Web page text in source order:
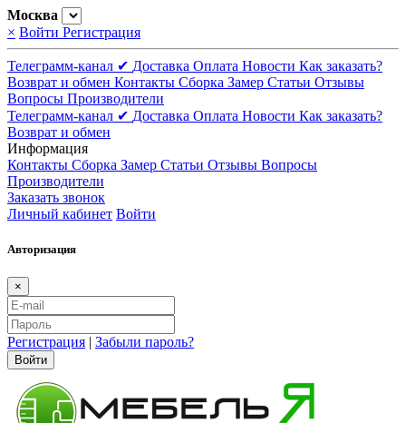
Москва
× Войти Регистрация
Телеграмм-канал ✔ Доставка Оплата Новости Как заказать?
Возврат и обмен Контакты Сборка Замер Статьи Отзывы
Вопросы Производители
Телеграмм-канал ✔ Доставка Оплата Новости Как заказать?
Возврат и обмен
Информация
Контакты Сборка Замер Статьи Отзывы Вопросы
Производители
Заказать звонок
Личный кабинет Войти
Авторизация
×
Регистрация | Забыли пароль?
Войти